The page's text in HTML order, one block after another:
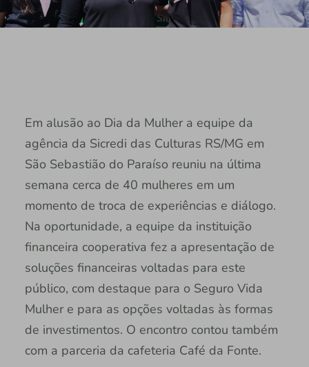
Em alusão ao Dia da Mulher a equipe da
agência da Sicredi das Culturas RS/MG em
São Sebastião do Paraíso reuniu na última
semana cerca de 40 mulheres em um
momento de troca de experiências e diálogo.
Na oportunidade, a equipe da instituição
financeira cooperativa fez a apresentação de
soluções financeiras voltadas para este
público, com destaque para o Seguro Vida
Mulher e para as opções voltadas às formas
de investimentos. O encontro contou também
com a parceria da cafeteria Café da Fonte.